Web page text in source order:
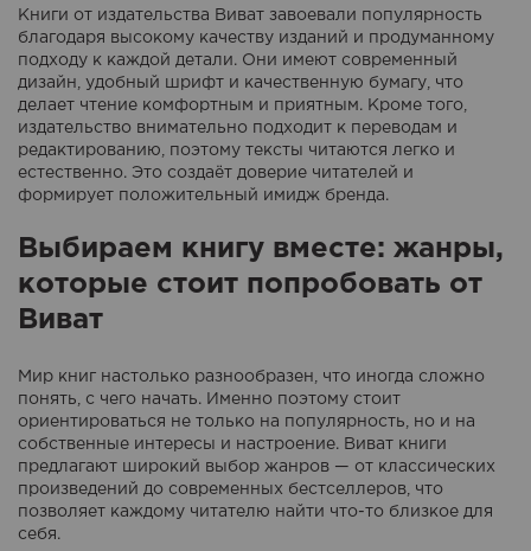
Книги от издательства Виват завоевали популярность
благодаря высокому качеству изданий и продуманному
подходу к каждой детали. Они имеют современный
дизайн, удобный шрифт и качественную бумагу, что
делает чтение комфортным и приятным. Кроме того,
издательство внимательно подходит к переводам и
редактированию, поэтому тексты читаются легко и
естественно. Это создаёт доверие читателей и
формирует положительный имидж бренда.
Выбираем книгу вместе: жанры,
которые стоит попробовать от
Виват
Мир книг настолько разнообразен, что иногда сложно
понять, с чего начать. Именно поэтому стоит
ориентироваться не только на популярность, но и на
собственные интересы и настроение. Виват книги
предлагают широкий выбор жанров — от классических
произведений до современных бестселлеров, что
позволяет каждому читателю найти что-то близкое для
себя.